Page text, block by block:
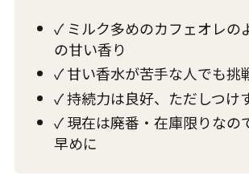
✓ ミルク多めのカフェオレの
の甘い香り
✓ 甘い香水が苦手な人でも挑
✓ 持続力は良好、ただしつけ
✓ 現在は廃番・在庫限りなの
早めに